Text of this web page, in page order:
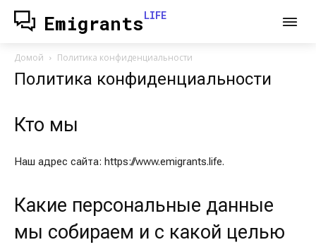
EmigrantsLIFE
Домой Политика конфиденциальности
Политика конфиденциальности
Кто мы
Наш адрес сайта: https://www.emigrants.life.
Какие персональные данные
мы собираем и с какой целью